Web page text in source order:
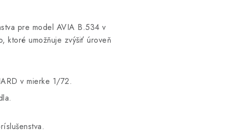
pre model AVIA B.534 v
ktoré umožňuje zvýšiť úroveň
v mierke 1/72.